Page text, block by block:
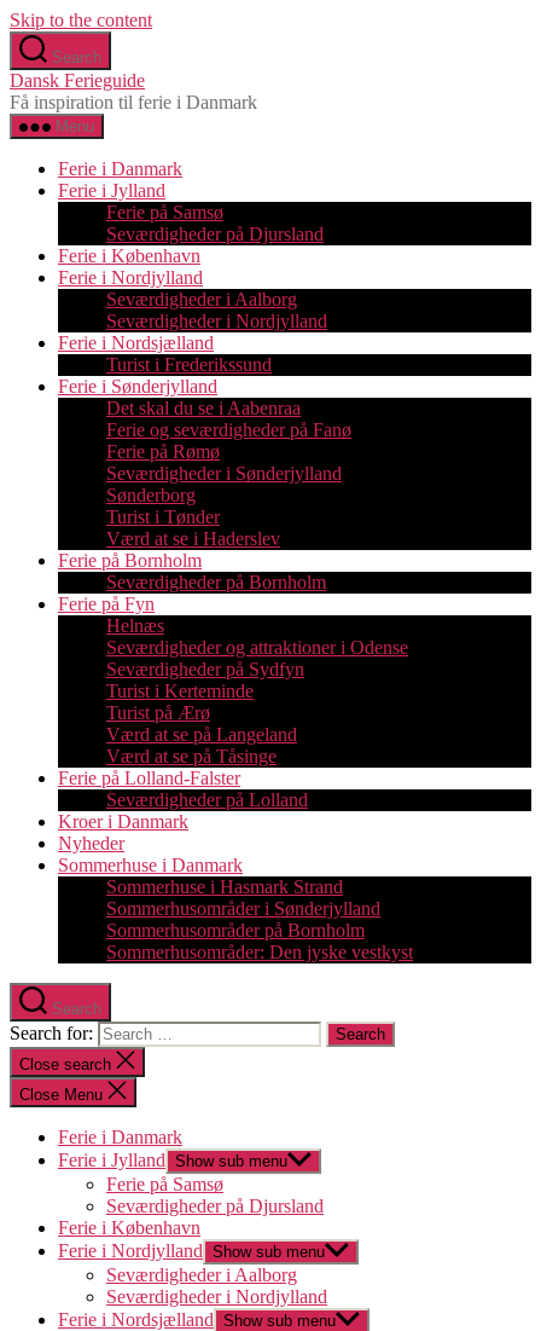
Skip to the content
Search
Dansk Ferieguide
Få inspiration til ferie i Danmark
Menu
Ferie i Danmark
Ferie i Jylland
Ferie på Samsø
Seværdigheder på Djursland
Ferie i København
Ferie i Nordjylland
Seværdigheder i Aalborg
Seværdigheder i Nordjylland
Ferie i Nordsjælland
Turist i Frederikssund
Ferie i Sønderjylland
Det skal du se i Aabenraa
Ferie og seværdigheder på Fanø
Ferie på Rømø
Seværdigheder i Sønderjylland
Sønderborg
Turist i Tønder
Værd at se i Haderslev
Ferie på Bornholm
Seværdigheder på Bornholm
Ferie på Fyn
Helnæs
Seværdigheder og attraktioner i Odense
Seværdigheder på Sydfyn
Turist i Kerteminde
Turist på Ærø
Værd at se på Langeland
Værd at se på Tåsinge
Ferie på Lolland-Falster
Seværdigheder på Lolland
Kroer i Danmark
Nyheder
Sommerhuse i Danmark
Sommerhuse i Hasmark Strand
Sommerhusområder i Sønderjylland
Sommerhusområder på Bornholm
Sommerhusområder: Den jyske vestkyst
Search
Search for:
Close search
Close Menu
Ferie i Danmark
Ferie i Jylland Show sub menu
Ferie på Samsø
Seværdigheder på Djursland
Ferie i København
Ferie i Nordjylland Show sub menu
Seværdigheder i Aalborg
Seværdigheder i Nordjylland
Ferie i Nordsjælland Show sub menu